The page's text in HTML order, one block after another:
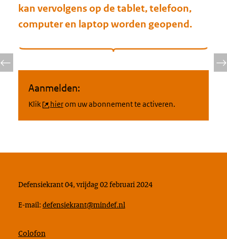
kan vervolgens op de tablet, telefoon,
computer en laptop worden geopend.
Aanmelden:
Klik hierom uw abonnement te activeren.
Defensiekrant 04, vrijdag 02 februari 2024
E-mail: defensiekrant@mindef.nl
Colofon